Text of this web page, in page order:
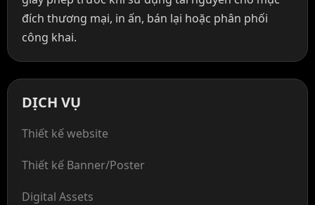
đích thương mại, in ấn, bán lại hoặc phân phối
công khai.
DỊCH VỤ
Thiết kế website
Thiết kế Banner/Poster
Digital Assets